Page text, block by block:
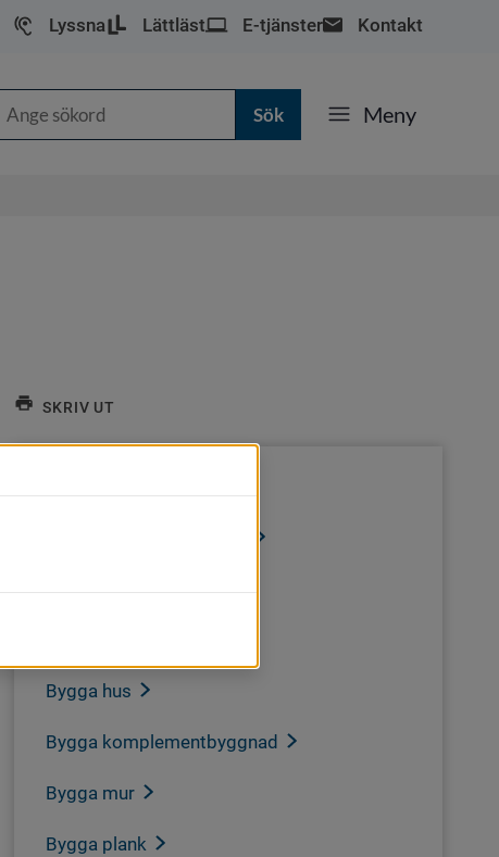
Lyssna Lättläst E-tjänster Kontakt
Meny
SKRIV UT
Attefallshus
Bygga hus
Bygga komplementbyggnad
Bygga mur
Bygga plank